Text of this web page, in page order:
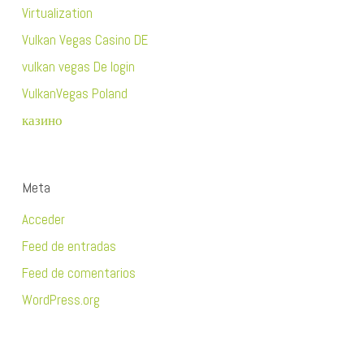
Virtualization
Vulkan Vegas Casino DE
vulkan vegas De login
VulkanVegas Poland
казино
Meta
Acceder
Feed de entradas
Feed de comentarios
WordPress.org